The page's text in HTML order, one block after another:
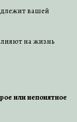
вашей
на жизнь
или непонятное